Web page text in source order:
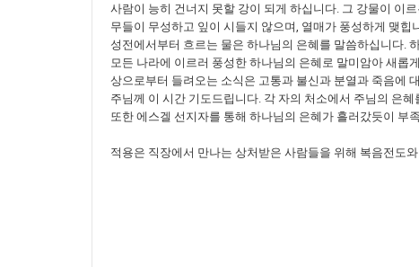
사람이 능히 건너지 못할 강이 되게 하십니다. 그 강물이 이
무들이 무성하고 잎이 시들지 않으며, 열매가 풍성하게 맺힙
성전에서부터 흐르는 물은 하나님의 은혜를 말씀하십니다.
모든 나라에 이르러 풍성한 하나님의 은혜로 말미암아 새롭
상으로부터 들려오는 소식은 고통과 불신과 분열과 죽음에
주님께 이 시간 기도드립니다. 각 자의 처소에서 주님의 은
또한 에스겔 선지자를 통해 하나님의 은혜가 흘러갔듯이 부
적용은 직장에서 만나는 상처받은 사람들을 위해 복음전도